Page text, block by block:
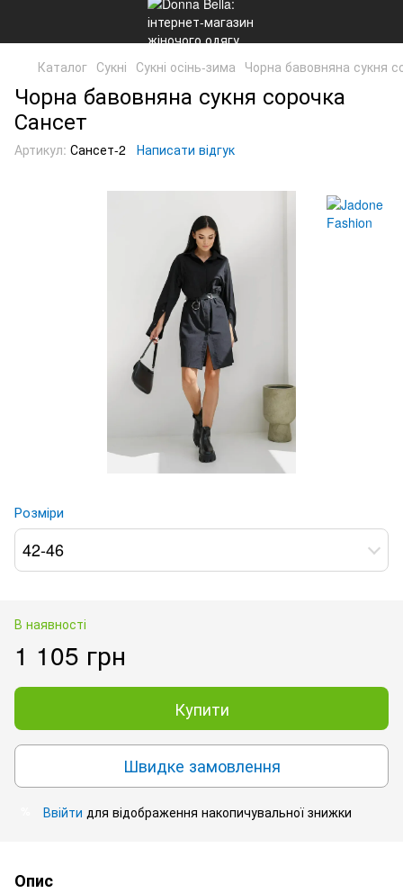
Каталог Сукні Сукні осінь-зима Чорна бавовняна сукня
Чорна бавовняна сукня сорочка
Сансет
Артикул: Сансет-2 Написати відгук
Розміри
42-46
В наявності
1 105 грн
Купити
Швидке замовлення
Ввійти для відображення накопичувальної знижки
Опис